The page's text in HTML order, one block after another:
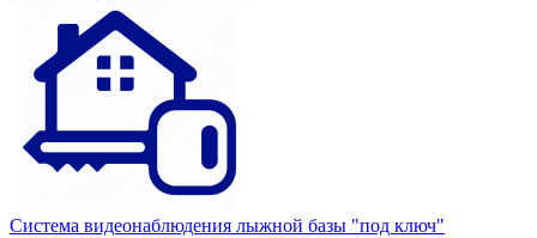
Система видеонаблюдения лыжной базы "под ключ"